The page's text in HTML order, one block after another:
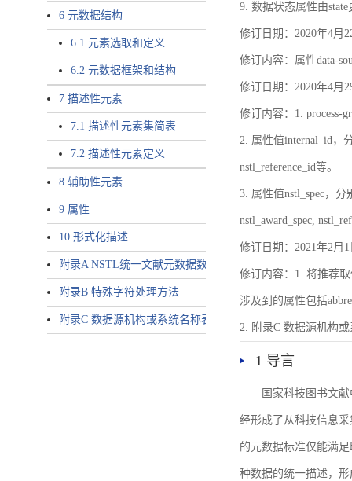
6 元数据结构
6.1 元素选取和定义
6.2 元数据框架和结构
7 描述性元素
7.1 描述性元素集简表
7.2 描述性元素定义
8 辅助性元素
9 属性
10 形式化描述
附录A NSTL统一文献元数据数据唯一标识符规则
附录B 特殊字符处理方法
附录C 数据源机构或系统名称表
9. 数据状态属性由state
修订日期：2020年4月
修订内容：属性data-
修订日期：2020年4月
修订内容：1. process-
2. 属性值internal_id，
nstl_reference_id等。
3. 属性值nstl_spec，分
nstl_award_spec,
修订日期：2021年2月1
修订内容：1. 将推荐
涉及到的属性包括
2. 附录C 数据源机构或
1 导言
国家科技图书文
经形成了从科技信息
的元数据标准仅能满
种数据的统一描述，